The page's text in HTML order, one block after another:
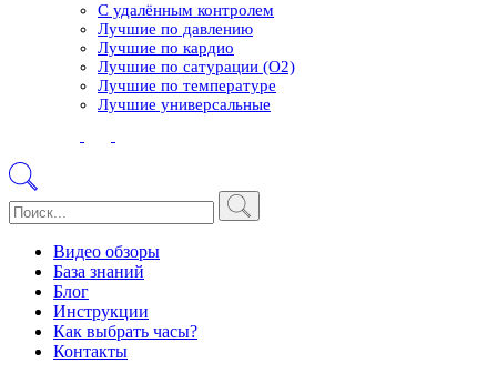
С удалённым контролем
Лучшие по давлению
Лучшие по кардио
Лучшие по сатурации (О2)
Лучшие по температуре
Лучшие универсальные
Видео обзоры
База знаний
Блог
Инструкции
Как выбрать часы?
Контакты